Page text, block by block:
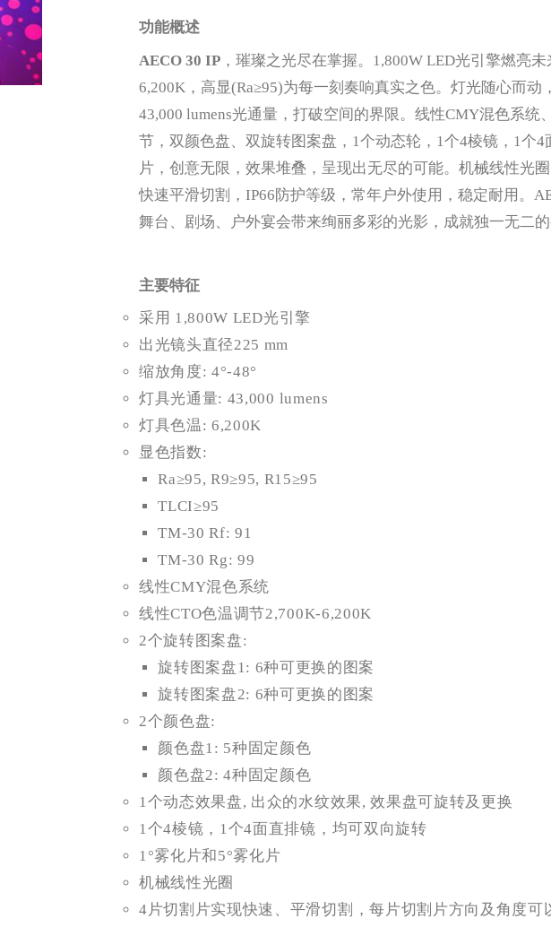
功能概述
AECO 30 IP，璀璨之光尽在掌握。1,800W LED光引擎燃亮未
6,200K，高显(Ra≥95)为每一刻奏响真实之色。灯光随心而动
43,000 lumens光通量，打破空间的界限。线性CMY混色系统
节，双颜色盘、双旋转图案盘，1个动态轮，1个4棱镜，1个4
片，创意无限，效果堆叠，呈现出无尽的可能。机械线性光
快速平滑切割，IP66防护等级，常年户外使用，稳定耐用。
舞台、剧场、户外宴会带来绚丽多彩的光影，成就独一无二的
主要特征
采用 1,800W LED光引擎
出光镜头直径225 mm
缩放角度: 4°-48°
灯具光通量: 43,000 lumens
灯具色温: 6,200K
显色指数:
Ra≥95, R9≥95, R15≥95
TLCI≥95
TM-30 Rf: 91
TM-30 Rg: 99
线性CMY混色系统
线性CTO色温调节2,700K-6,200K
2个旋转图案盘:
旋转图案盘1: 6种可更换的图案
旋转图案盘2: 6种可更换的图案
2个颜色盘:
颜色盘1: 5种固定颜色
颜色盘2: 4种固定颜色
1个动态效果盘, 出众的水纹效果, 效果盘可旋转及更换
1个4棱镜，1个4面直排镜，均可双向旋转
1°雾化片和5°雾化片
机械线性光圈
4片切割片实现快速、平滑切割，每片切割片方向及角度可